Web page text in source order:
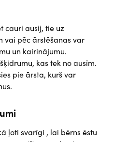
cauri ausij, tie uz
vai pēc ārstēšanas var
un kairinājumu.
kas tek no ausīm.
pie ārsta, kurš var
ļoti svarīgi , lai bērns ēstu